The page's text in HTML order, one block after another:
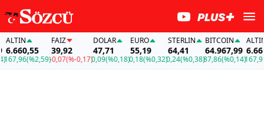
(%2,59)
FAİZ
39,92
-0,07(%-0,17)
DOLAR
47,71
0,09(%0,18)
EURO
55,19
0,18(%0,32)
STERLIN
64,41
0,24(%0,38)
BITCOIN
64.967,99
87,86(%0,14)
ALTIN
167,96